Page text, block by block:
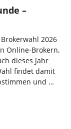
–
2026
Online-Brokern,
dieses Jahr
findet damit
und …